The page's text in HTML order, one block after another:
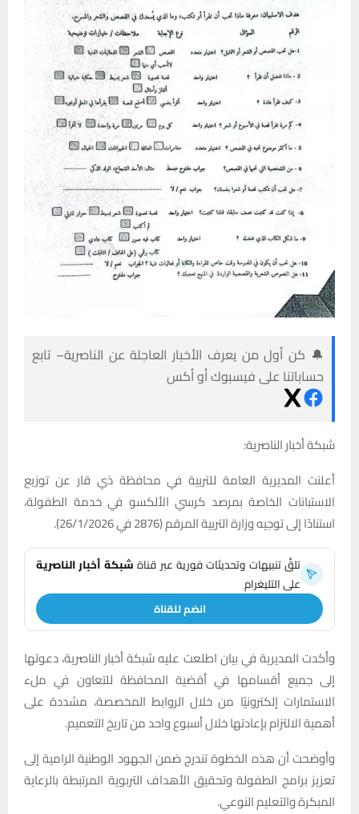
🔔 كن أول من يعرف الأخبار العاجلة عن الناصرية– تابع
حساباتنا على فيسبوك أو أكس
شبكة أخبار الناصرية:
أعلنت المديرية العامة للتربية في محافظة ذي قار عن توزيع
الاستبانات الخاصة بمرصد كرسي الألكسو في خدمة الطفولة،
استنادًا إلى توجيه وزارة التربية المرقم (2876 في 26/1/2026).
تلقَّ تنبيهات وتحديثات فورية عبر قناةشبكة أخبار الناصرية
على التليغرام
انضم للقناة
وأكدت المديرية في بيان اطلعت عليه شبكة أخبار الناصرية، دعوتها
إلى جميع أقسامها في أقضية المحافظة للتعاون في ملء
الاستمارات إلكترونيًا من خلال الروابط المخصصة، مشددة على
أهمية الالتزام بإعادتها خلال أسبوع واحد من تاريخ التعميم.
وأوضحت أن هذه الخطوة تندرج ضمن الجهود الوطنية الرامية إلى
تعزيز برامج الطفولة وتحقيق الأهداف التربوية المرتبطة بالرعاية
المبكرة والتعليم النوعي.